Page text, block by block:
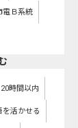
電Ｂ系統
時間以内
を活かせる